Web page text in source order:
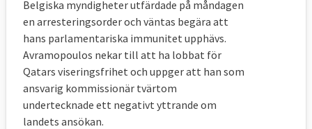
Belgiska myndigheter utfärdade på måndagen
en arresteringsorder och väntas begära att
hans parlamentariska immunitet upphävs.
Avramopoulos nekar till att ha lobbat för
Qatars viseringsfrihet och uppger att han som
ansvarig kommissionär tvärtom
undertecknade ett negativt yttrande om
landets ansökan.